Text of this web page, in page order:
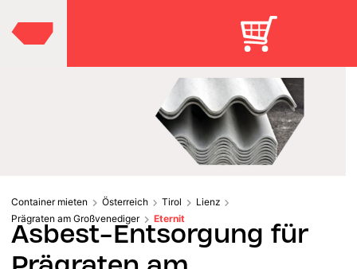
Container mieten Österreich Tirol
Lienz
Prägraten am Großvenediger
Eternit
Asbest-Entsorgung für